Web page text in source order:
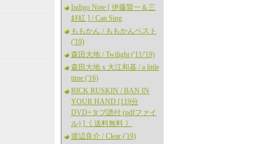
Indigo Note [ 伊藤賢一＆三
好紅 ] / Can Sing
ももかん / ももかんベスト
('19)
森田大地 / Twilight ('11/'19)
森田大地 x 大江和基 / a little
time ('16)
RICK RUSKIN / BAN IN
YOUR HAND [119分
DVD+タブ譜付 (pdfファイ
ル) ]《 送料無料 》
渡辺良介 / Clear ('19)